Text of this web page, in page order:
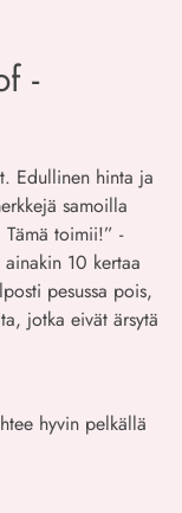
-
Edullinen hinta ja
samoilla
toimii!” -
10 kertaa
pesussa pois,
jotka eivät ärsytä
hyvin pelkällä